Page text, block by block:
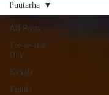
All Posts
Tee-se-itse
DIY
Kanala
Tipula
Puutarha